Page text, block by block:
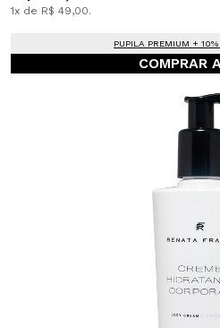
1x de R$ 49,00.
PUPILA PREMIUM +
COMPRAR